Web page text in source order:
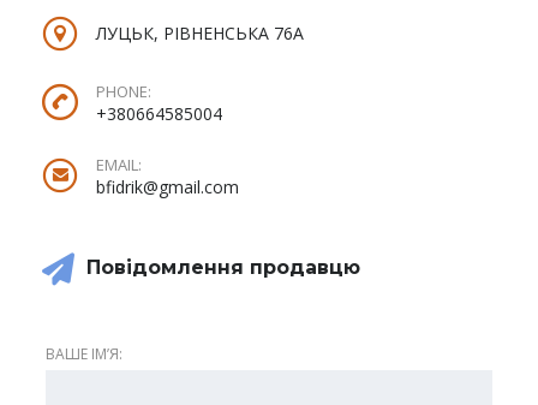
ЛУЦЬК, РІВНЕНСЬКА 76А
PHONE:
+380664585004
EMAIL:
bfidrik@gmail.com
Повідомлення продавцю
ВАШЕ ІМʼЯ: